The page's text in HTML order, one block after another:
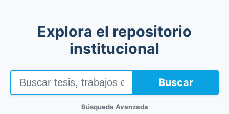
Explora el repositorio
institucional
Buscar
Búsqueda Avanzada